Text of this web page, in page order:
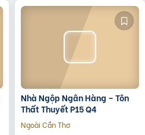
Nhà Ngộp Ngân Hàng – Tôn
Thất Thuyết P15 Q4
Ngoài Cần Thơ